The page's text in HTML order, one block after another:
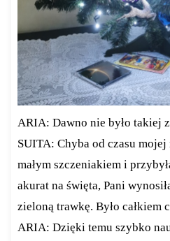
ARIA: Dawno nie było takiej
SUITA: Chyba od czasu mojej
małym szczeniakiem i
akurat na święta, Pani
zieloną trawkę. Było całkiem
ARIA: Dzięki temu szybko